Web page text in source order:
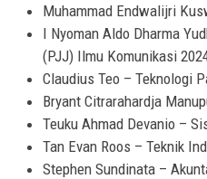
Muhammad Endwalijri
I Nyoman Aldo Dharma
(PJJ) Ilmu Komunikasi
Claudius Teo – Teknologi
Bryant Citrarahardja
Teuku Ahmad Devanio –
Tan Evan Roos – Teknik
Stephen Sundinata –